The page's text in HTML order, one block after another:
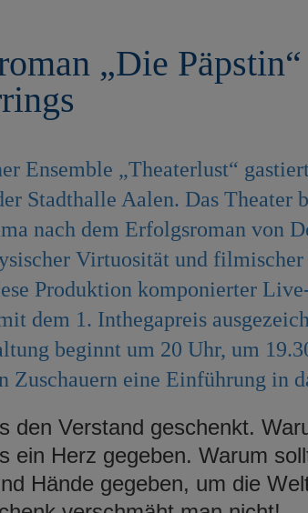
„Die
Ensemble „Theaterlust“
Stadthalle Aalen. Das Theater
nach dem Erfolgsroman von
Virtuosität und
Produktion komponierter
dem 1. Inthegapreis
beginnt um 20 Uhr, um
Zuschauern eine Einführung in
den Verstand geschenkt.
ein Herz gegeben. Warum
Hände gegeben, um die